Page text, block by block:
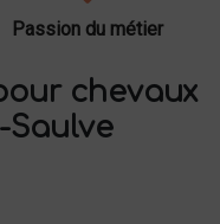
Passion du métier
chevaux
Saulve